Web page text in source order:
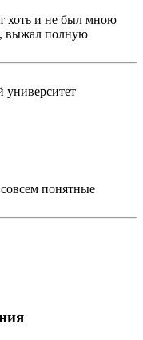
хоть и не был мною
выжал полную
университет
совсем понятные